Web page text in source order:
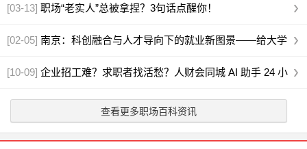
[03-13] 职场“老实人”总被拿捏？3句话点醒你！
[02-05] 南京：科创融合与人才导向下的就业新图景——给大学
生的深度解析与参考
[10-09] 企业招工难？求职者找活愁？人财会同城 AI 助手 24 小
时在线解决！[图]
查看更多职场百科资讯